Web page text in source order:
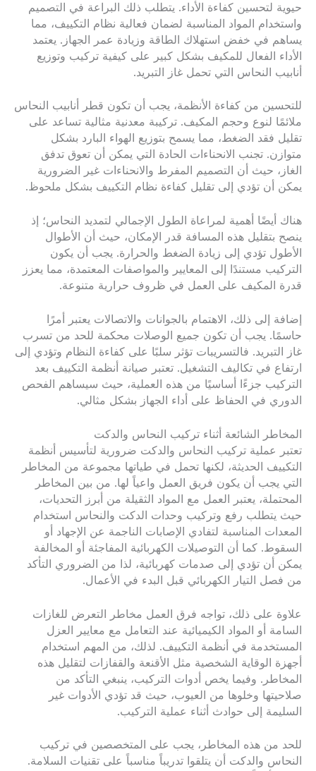
حيوية لتحسين كفاءة الأداء. يتطلب ذلك البراعة في التصميم
واستخدام المواد المناسبة لضمان فعالية نظام التكييف، مما
يساهم في خفض استهلاك الطاقة وزيادة عمر الجهاز. يعتمد
الأداء الفعال للمكيف بشكل كبير على كيفية تركيب وتوزيع
أنابيب النحاس التي تحمل غاز التبريد.
للتحسين من كفاءة الأنظمة، يجب أن تكون قطر أنابيب النحاس
ملائمًا لنوع وحجم المكيف. تركيبة معدنية مثالية تساعد على
تقليل فقد الضغط، مما يسمح بتوزيع الهواء البارد بشكل
متوازن. تجنب الانحناءات الحادة التي يمكن أن تعوق تدفق
الغاز، حيث أن التصميم المفرط والانحناءات غير الضرورية
يمكن أن تؤدي إلى تقليل كفاءة نظام التكييف بشكل ملحوظ.
هناك أيضًا أهمية لمراعاة الطول الإجمالي لتمديد النحاس؛ إذ
ينصح بتقليل هذه المسافة قدر الإمكان، حيث أن الأطوال
الأطول تؤدي إلى زيادة الضغط والحرارة. يجب أن يكون
التركيب مستندًا إلى المعايير والمواصفات المعتمدة، مما يعزز
قدرة المكيف على العمل في ظروف حرارية متنوعة.
إضافة إلى ذلك، الاهتمام بالجوانات والاتصالات يعتبر أمرًا
حاسمًا. يجب أن تكون جميع الوصلات محكمة للحد من تسرب
غاز التبريد. فالتسريبات تؤثر سلبًا على كفاءة النظام وتؤدي إلى
ارتفاع في تكاليف التشغيل. تعتبر صيانة أنظمة التكييف بعد
التركيب جزءًا أساسيًا من هذه العملية، حيث سيساهم الفحص
الدوري في الحفاظ على أداء الجهاز بشكل مثالي.
المخاطر الشائعة أثناء تركيب النحاس والدكت
تعتبر عملية تركيب النحاس والدكت ضرورية لتأسيس أنظمة
التكييف الحديثة، لكنها تحمل في طياتها مجموعة من المخاطر
التي يجب أن يكون فريق العمل واعياً لها. من بين المخاطر
المحتملة، يعتبر العمل مع المواد الثقيلة من أبرز التحديات،
حيث يتطلب رفع وتركيب وحدات الدكت والنحاس استخدام
المعدات المناسبة لتفادي الإصابات الناجمة عن الإجهاد أو
السقوط. كما أن التوصيلات الكهربائية المفاجئة أو المخالفة
يمكن أن تؤدي إلى صدمات كهربائية، لذا من الضروري التأكد
من فصل التيار الكهربائي قبل البدء في الأعمال.
علاوة على ذلك، تواجه فرق العمل مخاطر التعرض للغازات
السامة أو المواد الكيميائية عند التعامل مع معايير العزل
المستخدمة في أنظمة التكييف. لذلك، من المهم استخدام
أجهزة الوقاية الشخصية مثل الأقنعة والقفازات لتقليل هذه
المخاطر. وفيما يخص أدوات التركيب، ينبغي التأكد من
صلاحيتها وخلوها من العيوب، حيث قد تؤدي الأدوات غير
السليمة إلى حوادث أثناء عملية التركيب.
للحد من هذه المخاطر، يجب على المتخصصين في تركيب
النحاس والدكت أن يتلقوا تدريباً مناسباً على تقنيات السلامة.